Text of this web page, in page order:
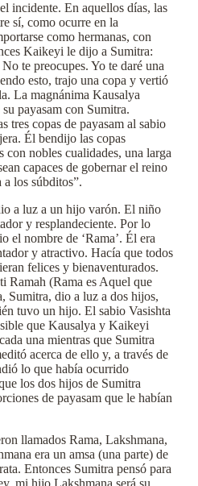
incidente. En aquellos días, las
sí, como ocurre en la
como hermanas, con
Kaikeyi le dijo a Sumitra:
te preocupes. Yo te daré una
esto, trajo una copa y vertió
La magnánima Kausalya
payasam con Sumitra.
tres copas de payasam al sabio
Él bendijo las copas
con nobles cualidades, una larga
capaces de gobernar el reino
los súbditos”.
a luz a un hijo varón. El niño
y resplandeciente. Por lo
el nombre de ‘Rama’. Él era
y atractivo. Hacía que todos
felices y bienaventurados.
Ramah (Rama es Aquel que
Sumitra, dio a luz a dos hijos,
tuvo un hijo. El sabio Vasishta
que Kausalya y Kaikeyi
una mientras que Sumitra
acerca de ello y, a través de
lo que había ocurrido
los dos hijos de Sumitra
de payasam que le habían
llamados Rama, Lakshmana,
era un amsa (una parte) de
Entonces Sumitra pensó para
mi hijo Lakshmana será su